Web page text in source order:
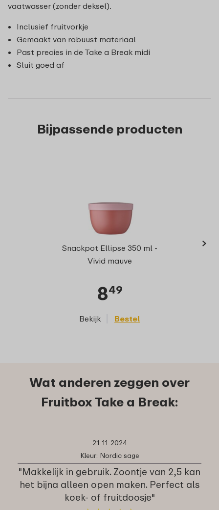
vaatwasser (zonder deksel).
Inclusief fruitvorkje
Gemaakt van robuust materiaal
Past precies in de Take a Break midi
Sluit goed af
Bijpassende producten
Snackpot Ellipse 350 ml -
Vivid mauve
849
Bekijk Bestel
›
Wat anderen zeggen over
Fruitbox Take a Break:
21-11-2024
Kleur: Nordic sage
"Makkelijk in gebruik. Zoontje van 2,5 kan
het bijna alleen open maken. Perfect als
koek- of fruitdoosje"